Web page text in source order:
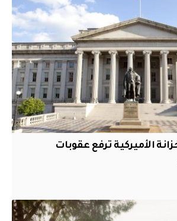
الأميركية ترفع عقوبات